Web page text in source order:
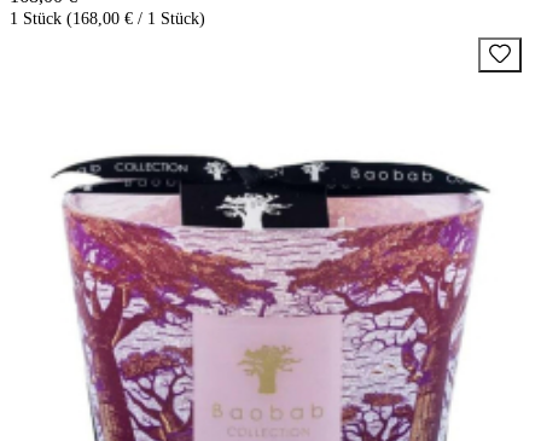
1 Stück (168,00 € / 1 Stück)